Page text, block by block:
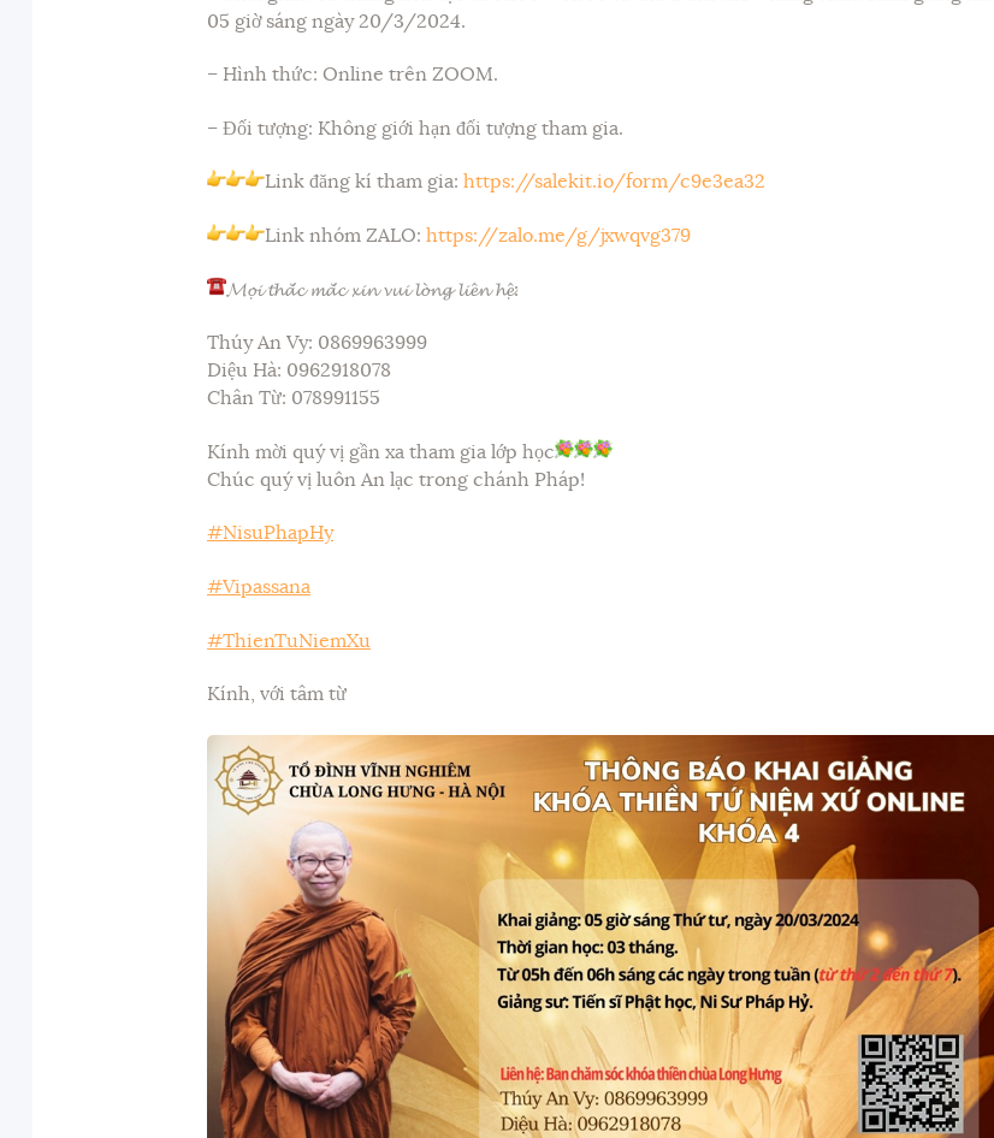
05 giờ sáng ngày 20/3/2024.
– Hình thức: Online trên ZOOM.
– Đối tượng: Không giới hạn đối tượng tham gia.
Link đăng kí tham gia: https://salekit.io/form/c9e3ea32
Link nhóm ZALO: https://zalo.me/g/jxwqvg379
𝓜𝓸̣𝓲 𝓽𝓱𝓪̆́𝓬 𝓶𝓪̆́𝓬 𝔁𝓲𝓷 𝓿𝓾𝓲 𝓵𝓸̀𝓷𝓰 𝓵𝓲𝓮̂𝓷 𝓱𝓮̣̂:
Thúy An Vy: 0869963999
Diệu Hà: 0962918078
Chân Từ: 078991155
Kính mời quý vị gần xa tham gia lớp học
Chúc quý vị luôn An lạc trong chánh Pháp!
#NisuPhapHy
#Vipassana
#ThienTuNiemXu
Kính, với tâm từ